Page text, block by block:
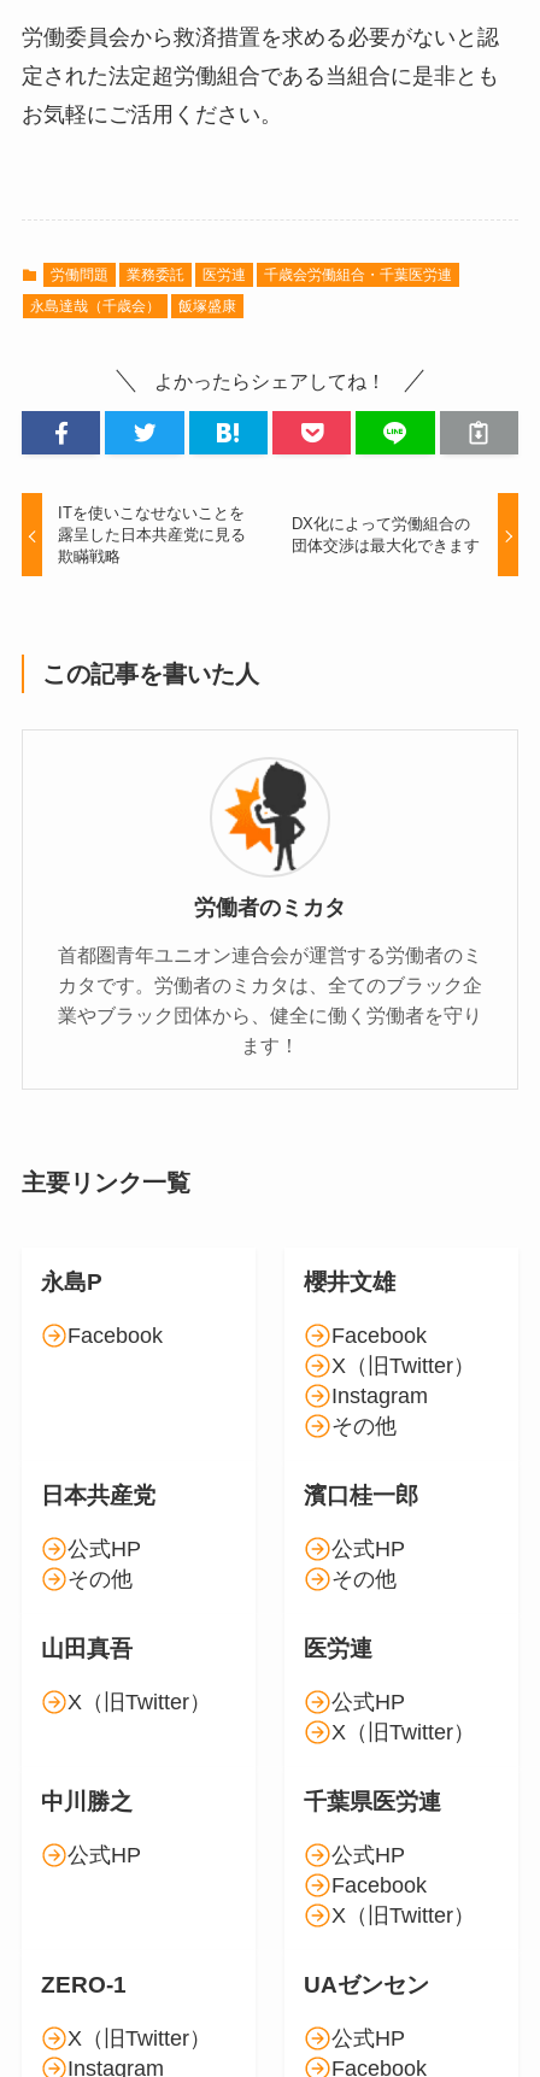
労働委員会から救済措置を求める必要がないと認
定された法定超労働組合である当組合に是非とも
お気軽にご活用ください。
労働問題 業務委託 医労連
千歳会労働組合・千葉医労連
永島達哉（千歳会）
飯塚盛康
よかったらシェアしてね！
ITを使いこなせないことを
露呈した日本共産党に見る
欺瞞戦略
DX化によって労働組合の
団体交渉は最大化できます
この記事を書いた人
労働者のミカタ
首都圏青年ユニオン連合会が運営する労働者のミ
カタです。労働者のミカタは、全てのブラック企
業やブラック団体から、健全に働く労働者を守り
ます！
主要リンク一覧
永島P
Facebook
櫻井文雄
Facebook
X（旧Twitter）
Instagram
その他
日本共産党
公式HP
その他
濱口桂一郎
公式HP
その他
山田真吾
X（旧Twitter）
医労連
公式HP
X（旧Twitter）
中川勝之
公式HP
千葉県医労連
公式HP
Facebook
X（旧Twitter）
ZERO-1
X（旧Twitter）
Instagram
UAゼンセン
公式HP
Facebook